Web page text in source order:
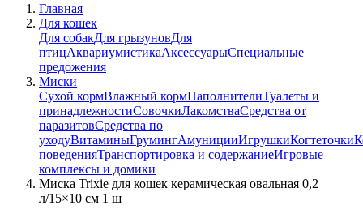
Главная
Для кошек
Для собакДля грызуновДля
птицАквариумистикаАксессуарыСпециальные
предожения
Миски
Сухой кормВлажный кормНаполнителиТуалеты и
принадлежностиСовочкиЛакомстваСредства от
паразитовСредства по
уходуВитаминыГрумингАмуницииИгрушкиКогтеточки
поведенияТранспортировка и содержаниеИгровые
комплексы и домики
Миска Trixie для кошек керамическая овальная 0,2
л/15×10 см 1 ш